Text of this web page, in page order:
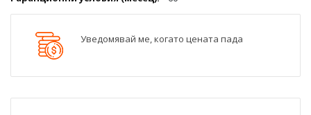
Уведомявай ме, когато цената пада